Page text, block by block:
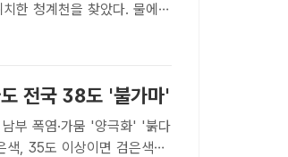
삐 움직이고 있다. /청계천
전국 38도 '불가마'
폭염·가뭄 '양극화' '붉다
, 35도 이상이면 검은색으